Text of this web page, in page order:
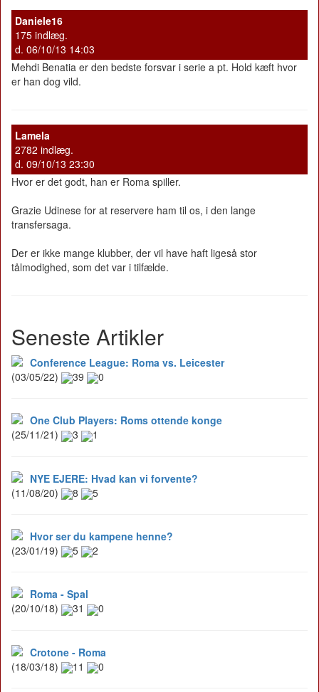
Daniele16
175 indlæg.
d. 06/10/13 14:03
Mehdi Benatia er den bedste forsvar i serie a pt. Hold kæft hvor
er han dog vild.
Lamela
2782 indlæg.
d. 09/10/13 23:30
Hvor er det godt, han er Roma spiller.
Grazie Udinese for at reservere ham til os, i den lange
transfersaga.
Der er ikke mange klubber, der vil have haft ligeså stor
tålmodighed, som det var i tilfælde.
Seneste Artikler
Conference League: Roma vs. Leicester
(03/05/22)
39 0
One Club Players: Roms ottende konge
(25/11/21)
3 1
NYE EJERE: Hvad kan vi forvente?
(11/08/20)
8 5
Hvor ser du kampene henne?
(23/01/19)
5 2
Roma - Spal
(20/10/18)
31 0
Crotone - Roma
(18/03/18)
11 0